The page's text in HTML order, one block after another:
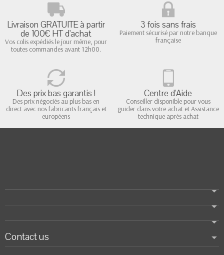
Livraison GRATUITE à partir
de 100€ HT d'achat
Vos colis expédiés le jour même, pour
toutes commandes avant 12h00.
3 fois sans frais
Paiement sécurisé par notre banque
française
Des prix bas garantis !
Des prix négociés au plus bas en
direct avec nos fabricants français et
européens
Centre d'Aide
Conseiller disponible pour vous
guider dans votre achat et Assistance
technique après achat
Contact us